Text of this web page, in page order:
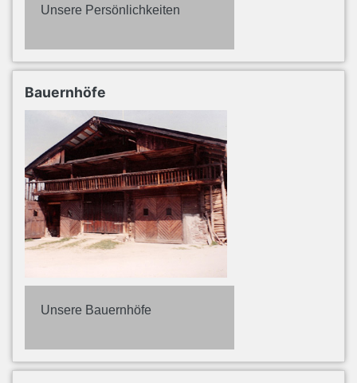
Unsere Persönlichkeiten
Bauernhöfe
Unsere Bauernhöfe